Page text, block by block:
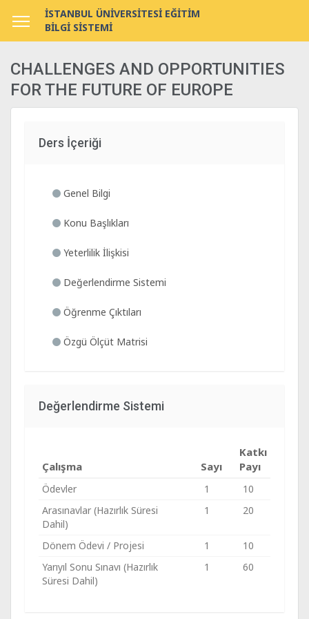
İSTANBUL ÜNİVERSİTESİ EĞİTİM
BİLGİ SİSTEMİ
CHALLENGES AND OPPORTUNITIES
FOR THE FUTURE OF EUROPE
Ders İçeriği
Genel Bilgi
Konu Başlıkları
Yeterlilik İlişkisi
Değerlendirme Sistemi
Öğrenme Çıktıları
Özgü Ölçüt Matrisi
Değerlendirme Sistemi
Çalışma Sayı
Katkı
Payı
Ödevler 1
10
Arasınavlar (Hazırlık Süresi
Dahil)
1 20
Dönem Ödevi / Projesi 1
10
Yarıyıl Sonu Sınavı (Hazırlık
Süresi Dahil)
1 60